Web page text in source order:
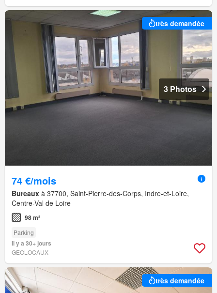
très demandée
3 Photos
74 €/mois
Bureaux à 37700, Saint-Pierre-des-Corps, Indre-et-Loire,
Centre-Val de Loire
98 m²
Parking
Il y a 30+ jours
GEOLOCAUX
très demandée